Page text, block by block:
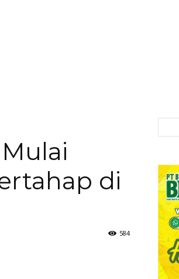
di
584